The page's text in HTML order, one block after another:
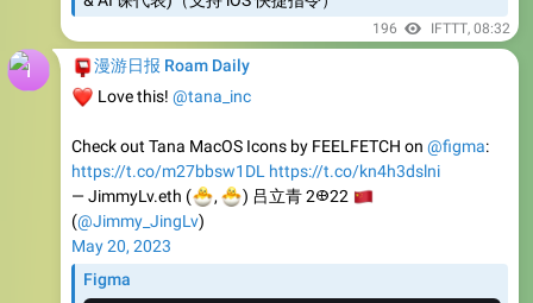
漫游日报 Roam Daily
Love this!@tana_inc
Check out Tana MacOS Icons by FEELFETCH on
— JimmyLv.eth (
🐣
,
🐣) 吕立青 2𐃏22
(@Jimmy_JingLv)
May 20, 2023
Figma